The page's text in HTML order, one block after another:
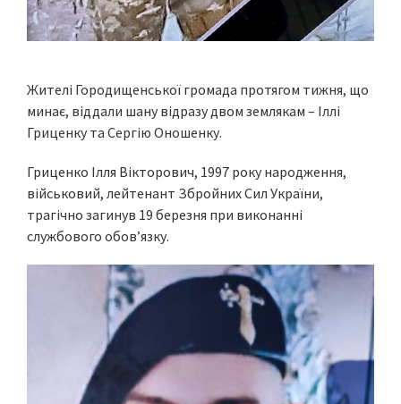
Жителі Городищенської громада протягом тижня, що
минає, віддали шану відразу двом землякам – Іллі
Гриценку та Сергію Оношенку.
Гриценко Ілля Вікторович, 1997 року народження,
військовий, лейтенант Збройних Сил України,
трагічно загинув 19 березня при виконанні
службового обов’язку.